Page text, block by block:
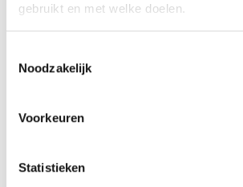
gebruikt en met welke doelen.
Informatie verzamelen over uw
Uw apparaat identificeren door het
op specifieke eigenschappen
verwerkt en stel uw voorkeuren in het
Noodzakelijk
Voorkeuren
Statistieken